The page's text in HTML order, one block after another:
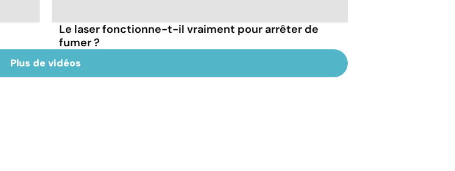
Le laser fonctionne-t-il vraiment pour arrêter de
fumer ?
Plus de vidéos